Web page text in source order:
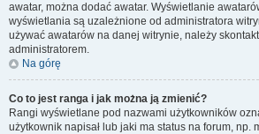
awatar, można dodać awatar. Wyświetlanie
wyświetlania są uzależnione od administratora
używać awatarów na danej witrynie, należy
administratorem.
Na górę
Co to jest ranga i jak można ją zmienić?
Rangi wyświetlane pod nazwami użytkowników
użytkownik napisał lub jaki ma status na forum, np.